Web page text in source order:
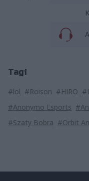
Tagi
#lol #Roison #HIRO
#Anonymo Esports
#Szaty Bobra #Orbit